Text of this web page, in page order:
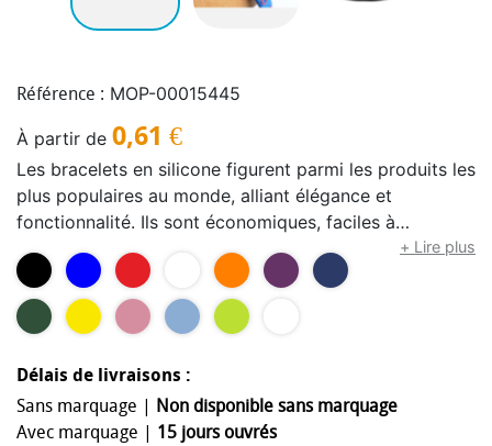
Référence : MOP-00015445
À partir de 0,61 €
Les bracelets en silicone figurent parmi les produits les
plus populaires au monde, alliant élégance et
fonctionnalité. Ils sont économiques, faciles à
personnaliser, confortables, et résistants à l'eau,
séduisant ainsi des personnes de tous âges.Votre logo
ou texte est gravé en relief grâce à un processus
d'embossage, ajoutant une dimension unique à l'objet,
une couleur d'impression en ligne, et il est possible
d'imprimer jusqu'à trois couleurs sur demande
(contactez-nous pour plus d'informations).Un large
+ Lire plus
Délais de livraisons :
Sans marquage | Non disponible sans marquage
Avec marquage | 15 jours ouvrés